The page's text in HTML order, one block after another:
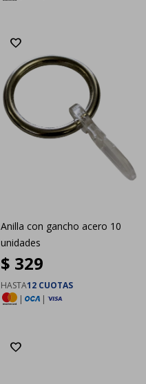
Anilla con gancho acero 10
unidades
$ 329
HASTA12 CUOTAS
|
|